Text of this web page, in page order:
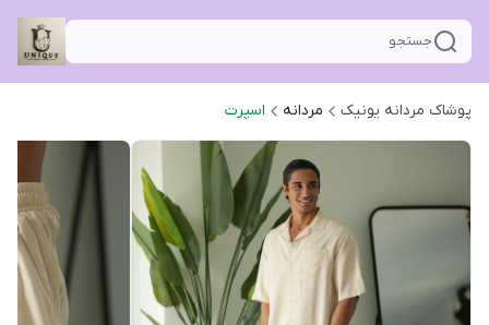
جستجو
پوشاک مردانه یونیک مردانه اسپرت